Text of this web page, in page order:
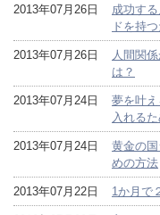
2013年07月26日
成功す
ドを持
2013年07月26日
人間関
は？
2013年07月24日
夢を叶
入れる
2013年07月24日
黄金の
めの方法
2013年07月22日 1か月で